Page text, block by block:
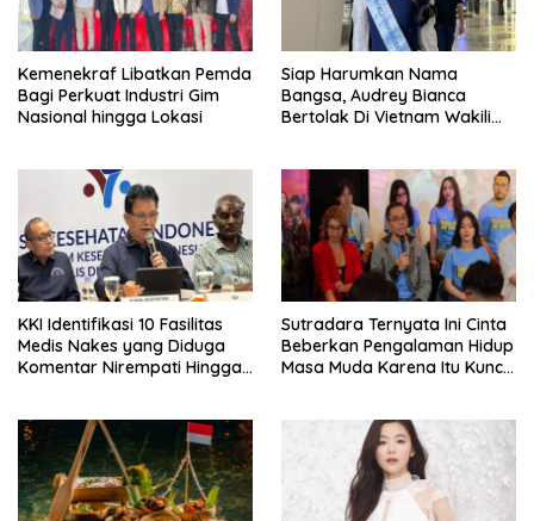
Kemenekraf Libatkan Pemda
Bagi Perkuat Industri Gim
Nasional hingga Lokasi
Siap Harumkan Nama
Bangsa, Audrey Bianca
Bertolak Di Vietnam Wakili
KKI Identifikasi 10 Fasilitas
Medis Nakes yang Diduga
Komentar Nirempati Hingga
Sutradara Ternyata Ini Cinta
Beberkan Pengalaman Hidup
Masa Muda Karena Itu Kunci